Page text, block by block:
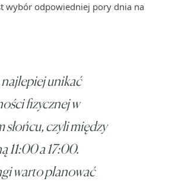
wybór odpowiedniej pory dnia na
unikać
fizycznej w
słońcu, czyli między
11:00 a 17:00.
warto planować